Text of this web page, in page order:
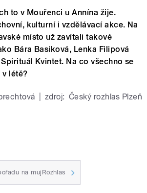
to v Mouřenci u Annína žije.
kulturní i vzdělávací akce. Na
místo už zavítali takové
Bára Basiková, Lenka Filipová
Kvintet. Na co všechno se
v létě?
zdroj: Český rozhlas Plzeň
na mujRozhlas